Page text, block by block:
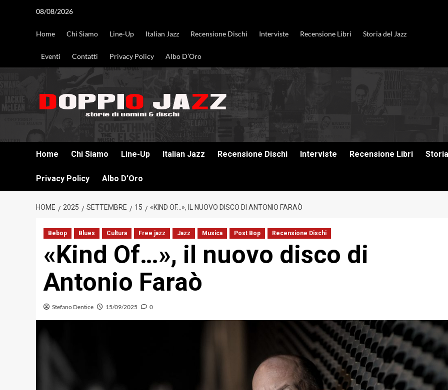
08/08/2026
Home Chi Siamo Line-Up Italian Jazz Recensione Dischi Interviste Recensione Libri Storia del Jazz
Eventi Contatti Privacy Policy Albo D’Oro
Home Chi Siamo Line-Up Italian Jazz Recensione Dischi Interviste Recensione Libri
Privacy Policy Albo D’Oro
HOME 2025 SETTEMBRE 15 «KIND OF…», IL NUOVO DISCO DI ANTONIO FARAÒ
Bebop Blues Cultura Free jazz Jazz Musica Post Bop Recensione Dischi
«Kind Of…», il nuovo disco di
Antonio Faraò
Stefano Dentice 15/09/2025 0